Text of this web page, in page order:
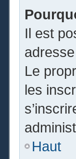
Il est
Le
les
Haut